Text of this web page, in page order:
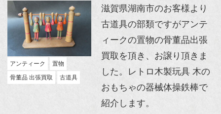
アンティーク
置物
骨董品 出張買取
古道具
滋賀県湖南市のお客様より
古道具の部類ですがアンテ
ィークの置物の骨董品出張
買取を頂き、お譲り頂きま
した。レトロ木製玩具 木の
おもちゃの器械体操鉄棒で
紹介します。